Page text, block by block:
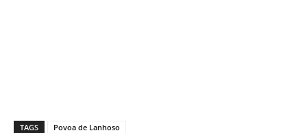
TAGS Povoa de Lanhoso